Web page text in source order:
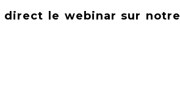
direct le webinar sur notre